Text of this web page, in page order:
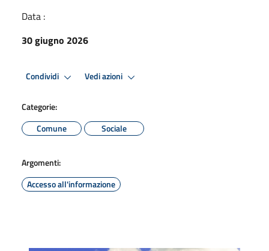
Data :
30 giugno 2026
Condividi Vedi azioni
Categorie:
Comune
Sociale
Argomenti:
Accesso all'informazione